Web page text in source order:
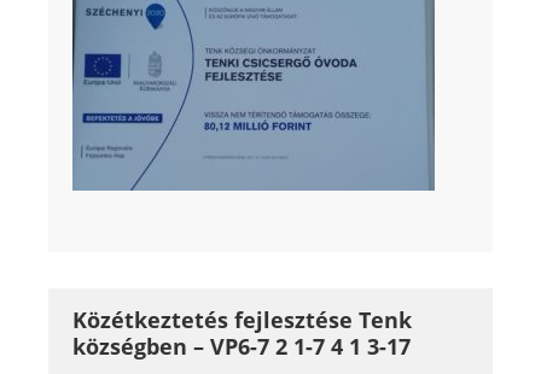
Közétkeztetés fejlesztése Tenk
községben – VP6-7 2 1-7 4 1 3-17